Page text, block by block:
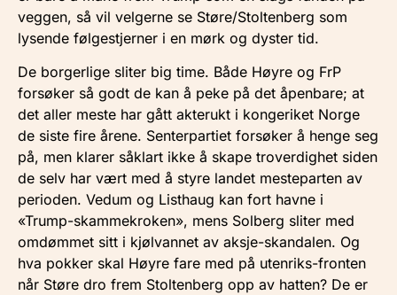
veggen, så vil velgerne se Støre/Stoltenberg som
lysende følgestjerner i en mørk og dyster tid.
De borgerlige sliter big time. Både Høyre og FrP
forsøker så godt de kan å peke på det åpenbare; at
det aller meste har gått akterukt i kongeriket Norge
de siste fire årene. Senterpartiet forsøker å henge seg
på, men klarer såklart ikke å skape troverdighet siden
de selv har vært med å styre landet mesteparten av
perioden. Vedum og Listhaug kan fort havne i
«Trump-skammekroken», mens Solberg sliter med
omdømmet sitt i kjølvannet av aksje-skandalen. Og
hva pokker skal Høyre fare med på utenriks-fronten
når Støre dro frem Stoltenberg opp av hatten? De er